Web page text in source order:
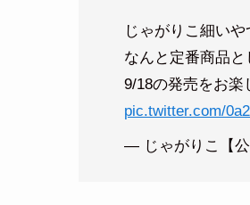
じゃがりこ細い
なんと定番商品と
9/18の発売をお楽
pic.twitter.com/
— じゃがりこ【